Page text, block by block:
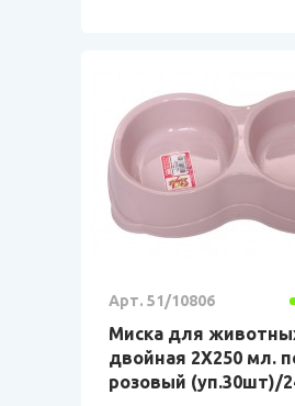
Арт. 51/10806
Миска для
двойная 2Х250 мл.
розовый (уп.30шт)/